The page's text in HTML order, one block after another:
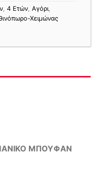
4 Ετών Αγόρι
Χειμώνας
ΜΠΟΥΦΑΝ